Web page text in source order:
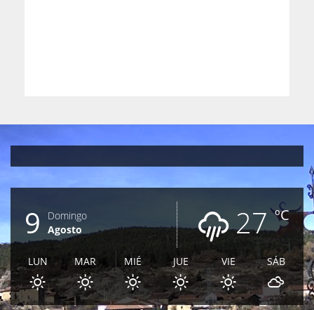
ºC
27
9
Domingo
Agosto
LUN MAR MIÉ JUE VIE SÁB